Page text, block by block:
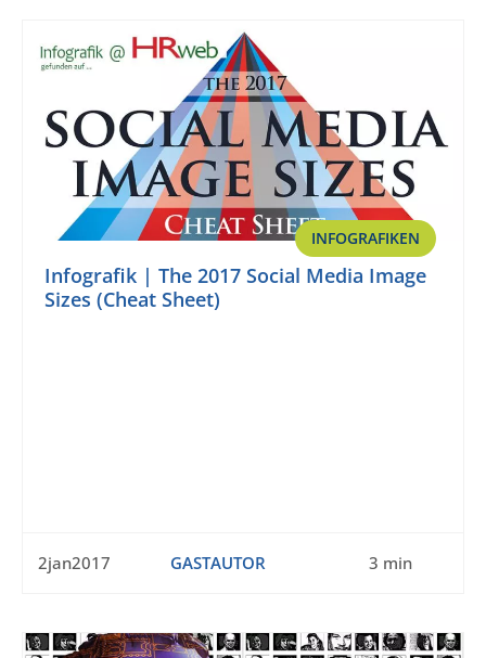
INFOGRAFIKEN
Infografik | The 2017 Social Media Image
Sizes (Cheat Sheet)
2jan2017 GASTAUTOR 3 min